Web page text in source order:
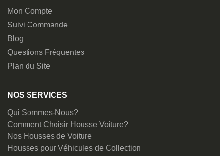
Mon Compte
Suivi Commande
Blog
Questions Fréquentes
Plan du Site
NOS SERVICES
Qui Sommes-Nous?
Comment Choisir Housse Voiture?
Nos Housses de Voiture
Housses pour Véhicules de Collection